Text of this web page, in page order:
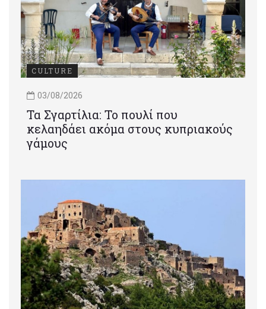
CULTURE
03/08/2026
Τα Σγαρτίλια: Το πουλί που
κελαηδάει ακόμα στους κυπριακούς
γάμους